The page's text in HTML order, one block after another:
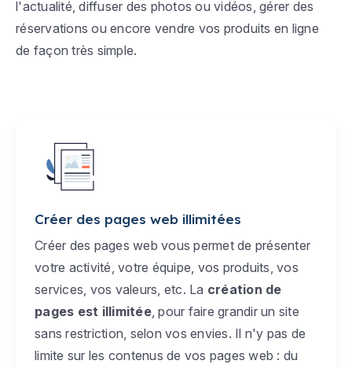
l'actualité, diffuser des photos ou vidéos, gérer des
réservations ou encore vendre vos produits en ligne
de façon très simple.
Créer des pages web illimitées
Créer des pages web vous permet de présenter
votre activité, votre équipe, vos produits, vos
services, vos valeurs, etc. La création de
pages est illimitée, pour faire grandir un site
sans restriction, selon vos envies. Il n'y pas de
limite sur les contenus de vos pages web : du